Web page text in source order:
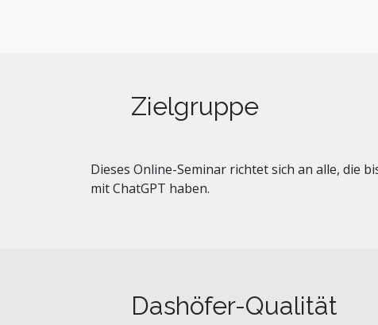
Zielgruppe
Dieses Online-Seminar richtet sich an alle, die
mit ChatGPT haben.
Dashöfer-Qualität